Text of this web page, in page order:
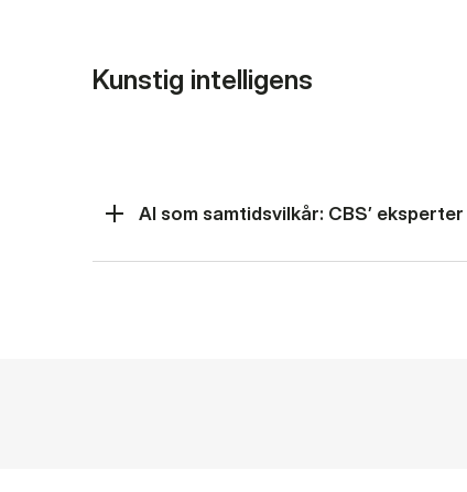
Kunstig intelligens
AI som samtidsvilkår: CBS’